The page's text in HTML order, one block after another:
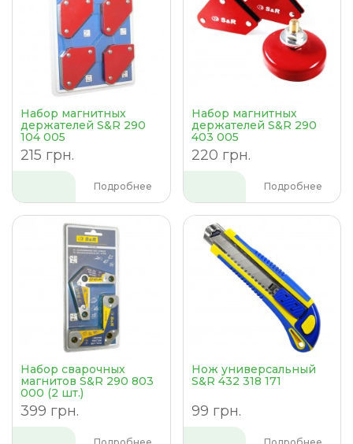
Набор магнитных
держателей S&R 290
104 005
215 грн.
Подробнее
Набор магнитных
держателей S&R 290
403 005
220 грн.
Подробнее
Набор сварочных
магнитов S&R 290 803
000 (2 шт.)
399 грн.
Нож универсальный
S&R 432 318 171
99 грн.